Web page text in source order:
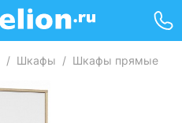
/ Шкафы / Шкафы прямые